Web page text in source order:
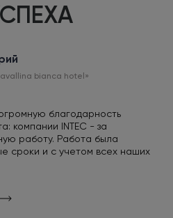
bianca hotel»
благодарность
компании INTEC - за
работу. Работа была
сроки и с учетом всех наших